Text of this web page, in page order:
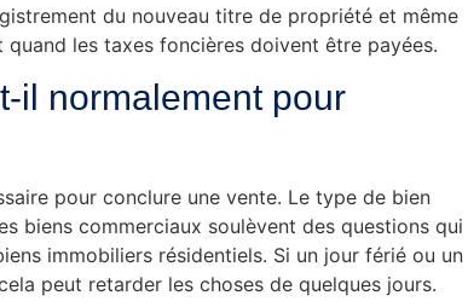
du nouveau titre de propriété et même
les taxes foncières doivent être payées.
il normalement pour
pour conclure une vente. Le type de bien
biens commerciaux soulèvent des questions qui
immobiliers résidentiels. Si un jour férié ou un
peut retarder les choses de quelques jours.